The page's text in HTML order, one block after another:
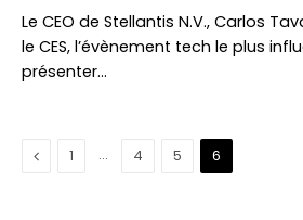
Le CEO de Stellantis N.V., Carlos
le CES, l’évènement tech le plus
présenter…
Précédent
1 … 4 5 6